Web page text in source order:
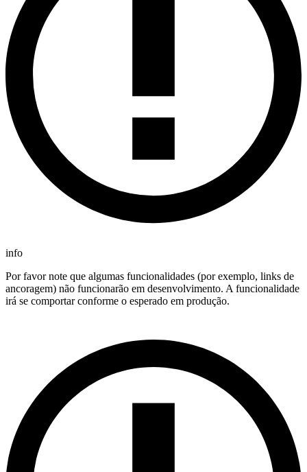
info
Por favor note que algumas funcionalidades (por exemplo, links de
ancoragem) não funcionarão em desenvolvimento. A funcionalidade
irá se comportar conforme o esperado em produção.